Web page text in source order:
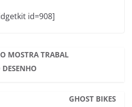
id=908]
MOSTRA TRABAL
GHOST BIKES